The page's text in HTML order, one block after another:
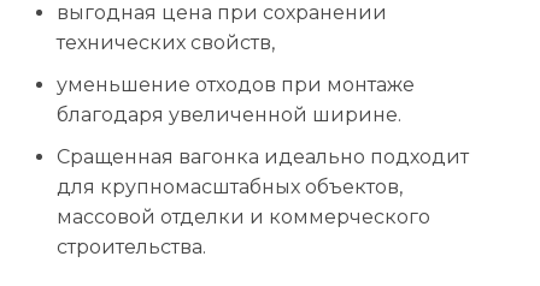
выгодная цена при сохранении
технических свойств,
уменьшение отходов при монтаже
благодаря увеличенной ширине.
Сращенная вагонка идеально подходит
для крупномасштабных объектов,
массовой отделки и коммерческого
строительства.